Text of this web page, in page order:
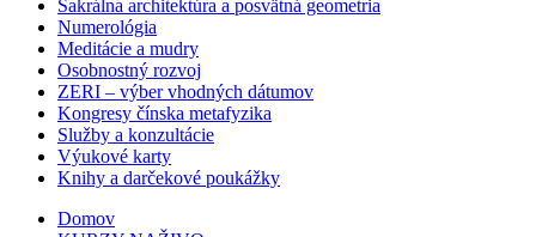
Sakrálna architektúra a posvätná geometria
Numerológia
Meditácie a mudry
Osobnostný rozvoj
ZERI – výber vhodných dátumov
Kongresy čínska metafyzika
Služby a konzultácie
Výukové karty
Knihy a darčekové poukážky
Domov